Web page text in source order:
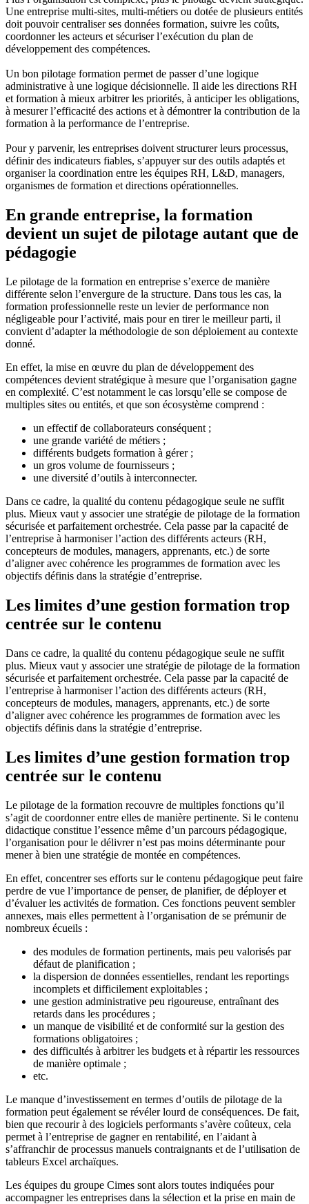
Une entreprise multi-sites, multi-métiers ou dotée de plusieurs entités
doit pouvoir centraliser ses données formation, suivre les coûts,
coordonner les acteurs et sécuriser l’exécution du plan de
développement des compétences.
Un bon pilotage formation permet de passer d’une logique
administrative à une logique décisionnelle. Il aide les directions RH
et formation à mieux arbitrer les priorités, à anticiper les obligations,
à mesurer l’efficacité des actions et à démontrer la contribution de la
formation à la performance de l’entreprise.
Pour y parvenir, les entreprises doivent structurer leurs processus,
définir des indicateurs fiables, s’appuyer sur des outils adaptés et
organiser la coordination entre les équipes RH, L&D, managers,
organismes de formation et directions opérationnelles.
En grande entreprise, la formation
devient un sujet de pilotage autant que de
pédagogie
Le pilotage de la formation en entreprise s’exerce de manière
différente selon l’envergure de la structure. Dans tous les cas, la
formation professionnelle reste un levier de performance non
négligeable pour l’activité, mais pour en tirer le meilleur parti, il
convient d’adapter la méthodologie de son déploiement au contexte
donné.
En effet, la mise en œuvre du plan de développement des
compétences devient stratégique à mesure que l’organisation gagne
en complexité. C’est notamment le cas lorsqu’elle se compose de
multiples sites ou entités, et que son écosystème comprend :
un effectif de collaborateurs conséquent ;
une grande variété de métiers ;
différents budgets formation à gérer ;
un gros volume de fournisseurs ;
une diversité d’outils à interconnecter.
Dans ce cadre, la qualité du contenu pédagogique seule ne suffit
plus. Mieux vaut y associer une stratégie de pilotage de la formation
sécurisée et parfaitement orchestrée. Cela passe par la capacité de
l’entreprise à harmoniser l’action des différents acteurs (RH,
concepteurs de modules, managers, apprenants, etc.) de sorte
d’aligner avec cohérence les programmes de formation avec les
objectifs définis dans la stratégie d’entreprise.
Les limites d’une gestion formation trop
centrée sur le contenu
Dans ce cadre, la qualité du contenu pédagogique seule ne suffit
plus. Mieux vaut y associer une stratégie de pilotage de la formation
sécurisée et parfaitement orchestrée. Cela passe par la capacité de
l’entreprise à harmoniser l’action des différents acteurs (RH,
concepteurs de modules, managers, apprenants, etc.) de sorte
d’aligner avec cohérence les programmes de formation avec les
objectifs définis dans la stratégie d’entreprise.
Les limites d’une gestion formation trop
centrée sur le contenu
Le pilotage de la formation recouvre de multiples fonctions qu’il
s’agit de coordonner entre elles de manière pertinente. Si le contenu
didactique constitue l’essence même d’un parcours pédagogique,
l’organisation pour le délivrer n’est pas moins déterminante pour
mener à bien une stratégie de montée en compétences.
En effet, concentrer ses efforts sur le contenu pédagogique peut faire
perdre de vue l’importance de penser, de planifier, de déployer et
d’évaluer les activités de formation. Ces fonctions peuvent sembler
annexes, mais elles permettent à l’organisation de se prémunir de
nombreux écueils :
des modules de formation pertinents, mais peu valorisés par
défaut de planification ;
la dispersion de données essentielles, rendant les reportings
incomplets et difficilement exploitables ;
une gestion administrative peu rigoureuse, entraînant des
retards dans les procédures ;
un manque de visibilité et de conformité sur la gestion des
formations obligatoires ;
des difficultés à arbitrer les budgets et à répartir les ressources
de manière optimale ;
etc.
Le manque d’investissement en termes d’outils de pilotage de la
formation peut également se révéler lourd de conséquences. De fait,
bien que recourir à des logiciels performants s’avère coûteux, cela
permet à l’entreprise de gagner en rentabilité, en l’aidant à
s’affranchir de processus manuels contraignants et de l’utilisation de
tableurs Excel archaïques.
Les équipes du groupe Cimes sont alors toutes indiquées pour
accompagner les entreprises dans la sélection et la prise en main de